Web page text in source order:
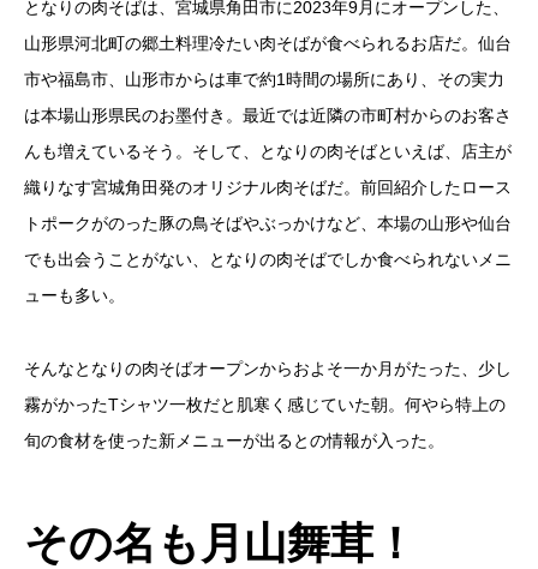
となりの肉そばは、宮城県角田市に2023年9月にオープンした、
山形県河北町の郷土料理冷たい肉そばが食べられるお店だ。仙台
市や福島市、山形市からは車で約1時間の場所にあり、その実力
は本場山形県民のお墨付き。最近では近隣の市町村からのお客さ
んも増えているそう。そして、となりの肉そばといえば、店主が
織りなす宮城角田発のオリジナル肉そばだ。前回紹介したロース
トポークがのった豚の鳥そばやぶっかけなど、本場の山形や仙台
でも出会うことがない、となりの肉そばでしか食べられないメニ
ューも多い。
そんなとなりの肉そばオープンからおよそ一か月がたった、少し
霧がかったTシャツ一枚だと肌寒く感じていた朝。何やら特上の
旬の食材を使った新メニューが出るとの情報が入った。
その名も月山舞茸！